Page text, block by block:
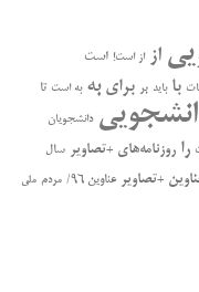
از از است! است
با باید بر برای به به است تا
دانشجویان
روزنامه‌های +تصاویر سال
+تصاویر عناوین ۹۶/ مردم ملی